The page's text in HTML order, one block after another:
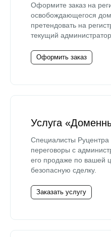
Оформите заказ на
освобождающегося
претендовать на
текущий
Оформить заказ
Услуга
Специалисты Руцентра
переговоры с
его продаже по вашей
безопасную сделку.
Заказать услугу